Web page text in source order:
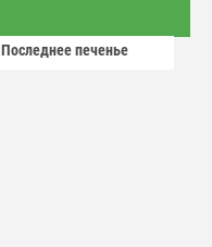
Последнее печенье